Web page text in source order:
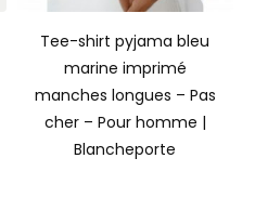
Tee-shirt pyjama bleu
marine imprimé
manches longues – Pas
cher – Pour homme |
Blancheporte